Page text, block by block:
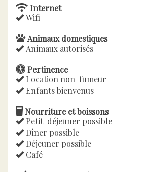
Internet
Wifi
Animaux domestiques
Animaux autorisés
Pertinence
Location non-fumeur
Enfants bienvenus
Nourriture et boissons
Petit-déjeuner possible
Dîner possible
Déjeuner possible
Café